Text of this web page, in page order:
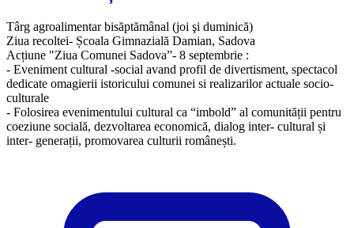
Târg agroalimentar bisăptămânal (joi şi duminică)
Ziua recoltei- Școala Gimnazială Damian, Sadova
Acțiune "Ziua Comunei Sadova”- 8 septembrie :
- Eveniment cultural -social avand profil de divertisment, spectacol
dedicate omagierii istoricului comunei si realizarilor actuale socio-
culturale
- Folosirea evenimentului cultural ca “imbold” al comunității pentru
coeziune socială, dezvoltarea economică, dialog inter- cultural și
inter- generații, promovarea culturii românești.